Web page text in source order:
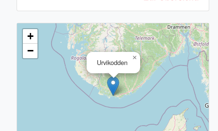
Urvikodden
×
+
−